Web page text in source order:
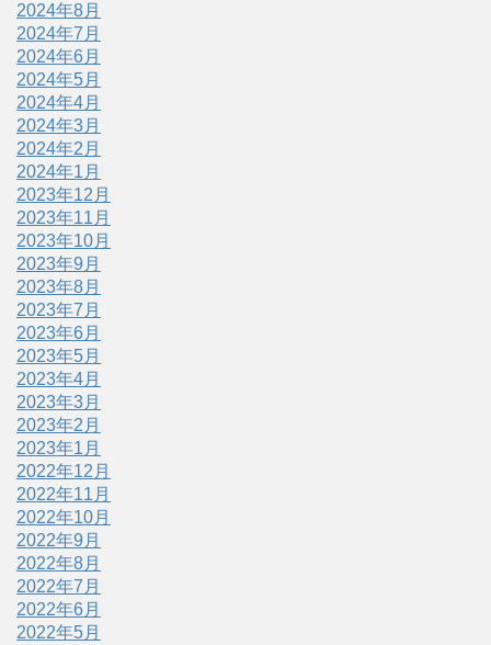
2024年8月
2024年7月
2024年6月
2024年5月
2024年4月
2024年3月
2024年2月
2024年1月
2023年12月
2023年11月
2023年10月
2023年9月
2023年8月
2023年7月
2023年6月
2023年5月
2023年4月
2023年3月
2023年2月
2023年1月
2022年12月
2022年11月
2022年10月
2022年9月
2022年8月
2022年7月
2022年6月
2022年5月